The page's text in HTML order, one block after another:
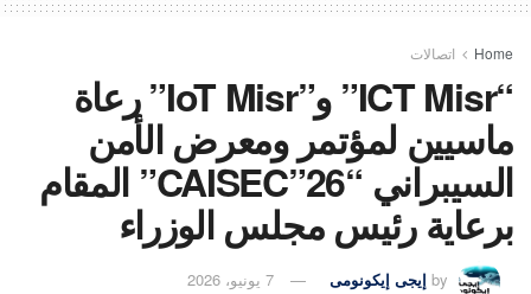
Home اتصالات
“ICT Misr” و”IoT Misr” رعاة
ماسيين لمؤتمر ومعرض الأمن
السيبراني “CAISEC”26” المقام
برعاية رئيس مجلس الوزراء
by إيجى إيكونومى 7 يونيو، 2026